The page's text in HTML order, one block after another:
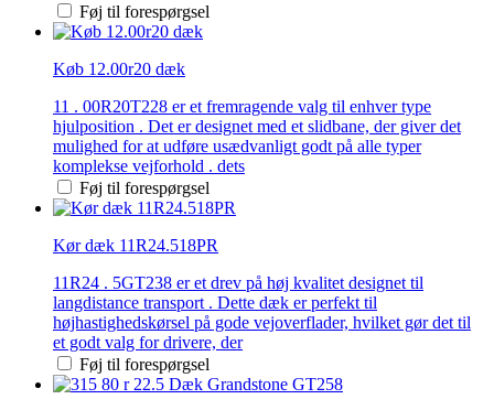
Føj til forespørgsel
Køb 12.00r20 dæk
11 . 00R20T228 er et fremragende valg til enhver type
hjulposition . Det er designet med et slidbane, der giver det
mulighed for at udføre usædvanligt godt på alle typer
komplekse vejforhold . dets
Føj til forespørgsel
Kør dæk 11R24.518PR
11R24 . 5GT238 er et drev på høj kvalitet designet til
langdistance transport . Dette dæk er perfekt til
højhastighedskørsel på gode vejoverflader, hvilket gør det til
et godt valg for drivere, der
Føj til forespørgsel